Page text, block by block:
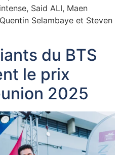
Said ALI, Maen
Selambaye et Steven
du BTS
le prix
2025